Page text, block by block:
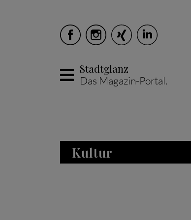
Stadtglanz
Das Magazin-Portal.
Kultur